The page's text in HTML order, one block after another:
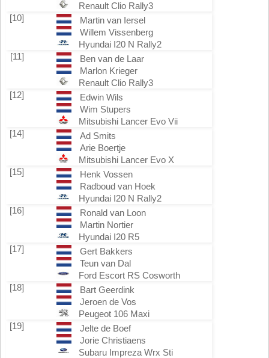
Renault Clio Rally3
[10]
Martin van Iersel
Willem Vissenberg
Hyundai I20 N Rally2
[11]
Ben van de Laar
Marlon Krieger
Renault Clio Rally3
[12]
Edwin Wils
Wim Stupers
Mitsubishi Lancer Evo Vii
[14]
Ad Smits
Arie Boertje
Mitsubishi Lancer Evo X
[15]
Henk Vossen
Radboud van Hoek
Hyundai I20 N Rally2
[16]
Ronald van Loon
Martin Nortier
Hyundai I20 R5
[17]
Gert Bakkers
Teun van Dal
Ford Escort RS Cosworth
[18]
Bart Geerdink
Jeroen de Vos
Peugeot 106 Maxi
[19]
Jelte de Boef
Jorie Christiaens
Subaru Impreza Wrx Sti